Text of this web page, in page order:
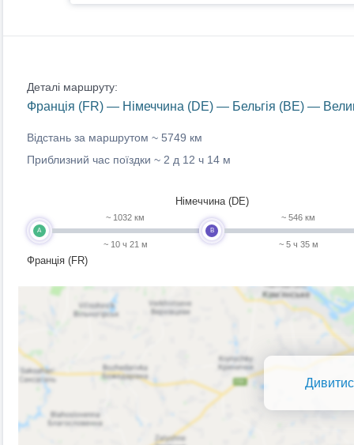
Деталі маршруту:
Франція (FR) — Німеччина (DE) — Бельгія (BE) —
Відстань за маршрутом ~ 5749 км
Приблизний час поїздки ~ 2 д 12 ч 14 м
A
Франція (FR)
~ 1032 км
~ 10 ч 21 м
B
Німеччина (DE)
~ 546 км
~ 5 ч 35 м